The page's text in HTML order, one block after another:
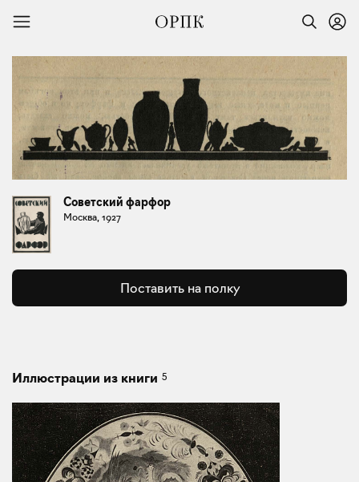
Советский фарфор
Москва, 1927
Поставить на полку
Иллюстрации из книги 5